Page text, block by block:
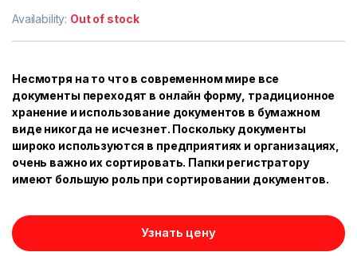
Availability: Out of stock
Несмотря на то что в современном мире все
документы переходят в онлайн форму, традиционное
хранение и использование документов в бумажном
виде никогда не исчезнет. Поскольку документы
широко используются в предприятиях и организациях,
очень важно их сортировать. Папки регистратору
имеют большую роль при сортировании документов.
Узнать цену